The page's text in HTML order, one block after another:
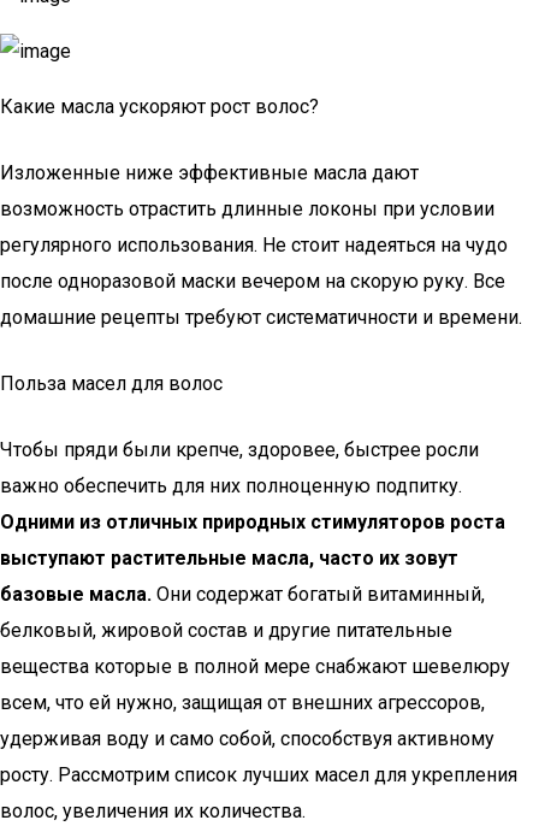
Какие масла ускоряют рост волос?
Изложенные ниже эффективные масла дают
возможность отрастить длинные локоны при условии
регулярного использования. Не стоит надеяться на чудо
после одноразовой маски вечером на скорую руку. Все
домашние рецепты требуют систематичности и времени.
Польза масел для волос
Чтобы пряди были крепче, здоровее, быстрее росли
важно обеспечить для них полноценную подпитку.
Одними из отличных природных стимуляторов роста
выступают растительные масла, часто их зовут
базовые масла. Они содержат богатый витаминный,
белковый, жировой состав и другие питательные
вещества которые в полной мере снабжают шевелюру
всем, что ей нужно, защищая от внешних агрессоров,
удерживая воду и само собой, способствуя активному
росту. Рассмотрим список лучших масел для укрепления
волос, увеличения их количества.